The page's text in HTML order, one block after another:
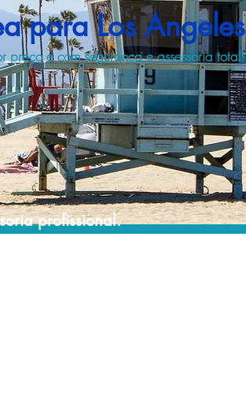
para Los Angeles
preço e com segurança e assessoria total!
profissional.